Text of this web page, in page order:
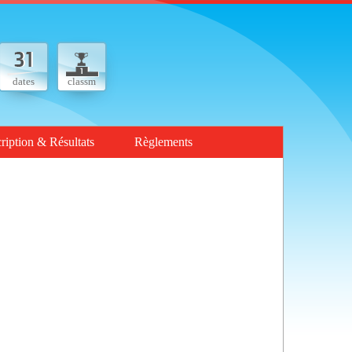
dates classm
& Résultats Règlements